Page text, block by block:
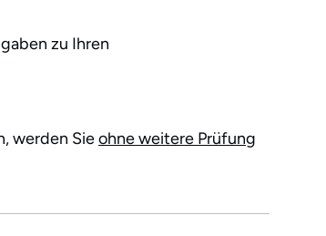
zu Ihren
werden Sieohne weitere Prüfung